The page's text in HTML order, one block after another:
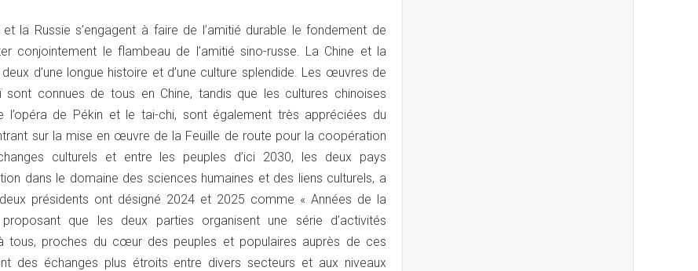
la Russie s’engagent à faire de l’amitié durable le fondement de
conjointement le flambeau de l’amitié sino-russe. La Chine et la
d’une longue histoire et d’une culture splendide. Les œuvres de
sont connues de tous en Chine, tandis que les cultures chinoises
l’opéra de Pékin et le tai-chi, sont également très appréciées du
sur la mise en œuvre de la Feuille de route pour la coopération
culturels et entre les peuples d’ici 2030, les deux pays
dans le domaine des sciences humaines et des liens culturels, a
présidents ont désigné 2024 et 2025 comme « Années de la
proposant que les deux parties organisent une série d’activités
tous, proches du cœur des peuples et populaires auprès de ces
des échanges plus étroits entre divers secteurs et aux niveaux